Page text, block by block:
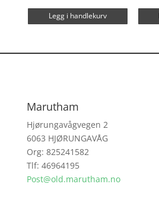
Legg i handlekurv
Marutham
Hjørungavågvegen 2
6063 HJØRUNGAVÅG
Org: 825241582
Tlf: 46964195
Post@old.marutham.no